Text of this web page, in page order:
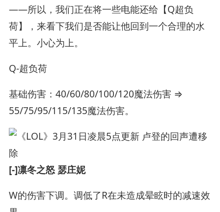
——所以，我们正在将一些电能还给【Q超负
荷】，来看下我们是否能让他回到一个合理的水
平上。小心为上。
Q-超负荷
基础伤害：40/60/80/100/120魔法伤害 ⇒
55/75/95/115/135魔法伤害。
[-]凛冬之怒 瑟庄妮
W的伤害下调。调低了R在未造成晕眩时的减速效